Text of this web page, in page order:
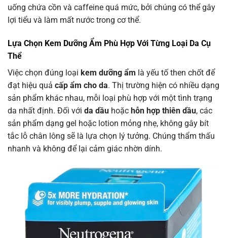
uống chứa cồn và caffeine quá mức, bởi chúng có thể gây
lợi tiểu và làm mất nước trong cơ thể.
Lựa Chọn Kem Dưỡng Ẩm Phù Hợp Với Từng Loại Da Cụ
Thể
Việc chọn đúng loại kem dưỡng ẩm là yếu tố then chốt để
đạt hiệu quả cấp ẩm cho da. Thị trường hiện có nhiều dạng
sản phẩm khác nhau, mỗi loại phù hợp với một tình trạng
da nhất định. Đối với da dầu hoặc hỗn hợp thiên dầu, các
sản phẩm dạng gel hoặc lotion mỏng nhẹ, không gây bít
tắc lỗ chân lông sẽ là lựa chọn lý tưởng. Chúng thẩm thấu
nhanh và không để lại cảm giác nhờn dính.